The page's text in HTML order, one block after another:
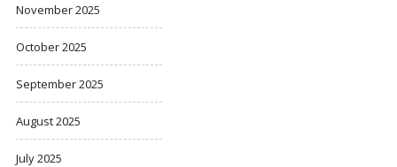
November 2025
October 2025
September 2025
August 2025
July 2025